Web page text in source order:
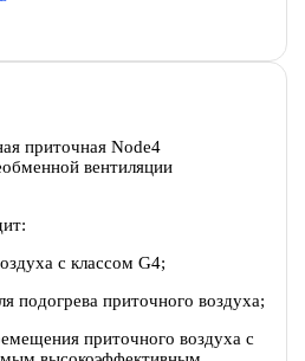
приточная Node4
вентиляции
с классом G4;
подогрева приточного воздуха;
приточного воздуха c